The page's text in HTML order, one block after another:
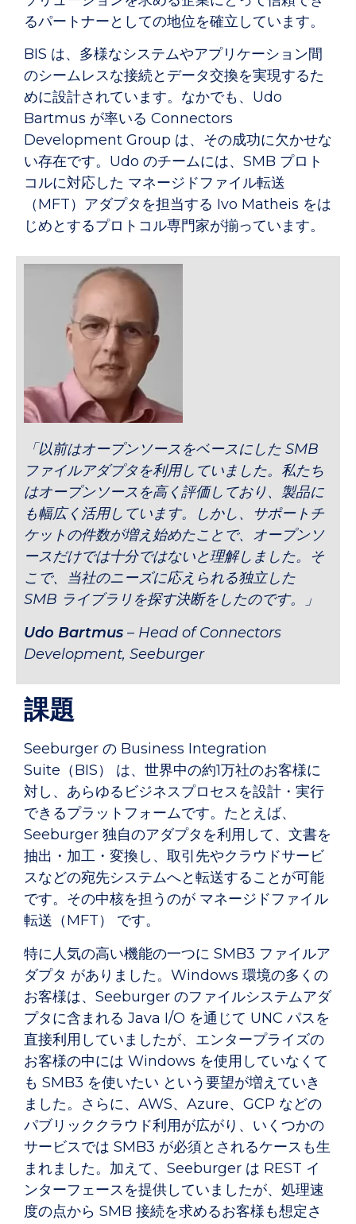
るパートナーとしての地位を確立しています。
BIS は、多様なシステムやアプリケーション間
のシームレスな接続とデータ交換を実現するた
めに設計されています。なかでも、Udo
Bartmus が率いる Connectors
Development Group は、その成功に欠かせな
い存在です。Udo のチームには、SMB プロト
コルに対応した マネージドファイル転送
（MFT）アダプタを担当する Ivo Matheis をは
じめとするプロトコル専門家が揃っています。
「以前はオープンソースをベースにした SMB
ファイルアダプタを利用していました。私たち
はオープンソースを高く評価しており、製品に
も幅広く活用しています。しかし、サポートチ
ケットの件数が増え始めたことで、オープンソ
ースだけでは十分ではないと理解しました。そ
こで、当社のニーズに応えられる独立した
SMB ライブラリを探す決断をしたのです。」
Udo Bartmus – Head of Connectors
Development, Seeburger
課題
Seeburger の Business Integration
Suite（BIS） は、世界中の約1万社のお客様に
対し、あらゆるビジネスプロセスを設計・実行
できるプラットフォームです。たとえば、
Seeburger 独自のアダプタを利用して、文書を
抽出・加工・変換し、取引先やクラウドサービ
スなどの宛先システムへと転送することが可能
です。その中核を担うのが マネージドファイル
転送（MFT） です。
特に人気の高い機能の一つに SMB3 ファイルア
ダプタ がありました。Windows 環境の多くの
お客様は、Seeburger のファイルシステムアダ
プタに含まれる Java I/O を通じて UNC パスを
直接利用していましたが、エンタープライズの
お客様の中には Windows を使用していなくて
も SMB3 を使いたい という要望が増えていき
ました。さらに、AWS、Azure、GCP などの
パブリッククラウド利用が広がり、いくつかの
サービスでは SMB3 が必須とされるケースも生
まれました。加えて、Seeburger は REST イ
ンターフェースを提供していましたが、処理速
度の点から SMB 接続を求めるお客様も想定さ